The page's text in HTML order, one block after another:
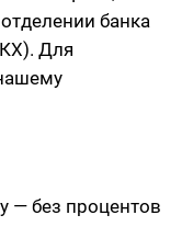
банка
Для
— без процентов